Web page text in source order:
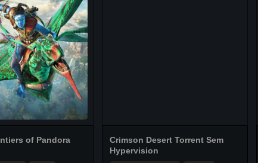
of Pandora
Crimson Desert Torrent Sem
Hypervision